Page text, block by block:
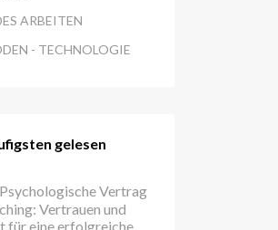
ARBEITEN
- TECHNOLOGIE
gelesen
Vertrag
Vertrauen und
für eine erfolgreiche